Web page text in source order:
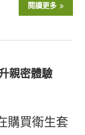
閱讀更多
親密體驗
購買衛生套